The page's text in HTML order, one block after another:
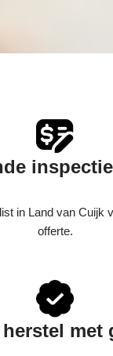
in Land van Cuijk
offerte.
met